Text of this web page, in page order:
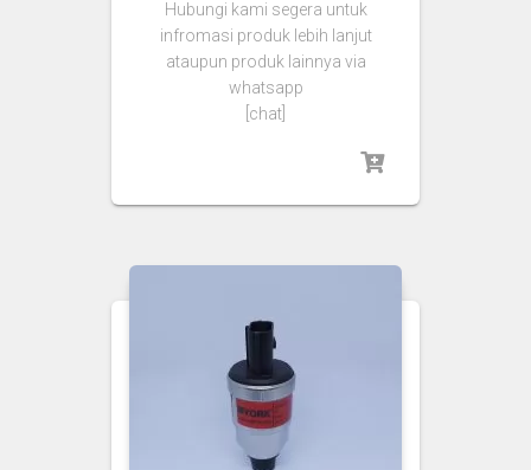
Hubungi kami segera untuk
infromasi produk lebih lanjut
ataupun produk lainnya via
whatsapp
[chat]